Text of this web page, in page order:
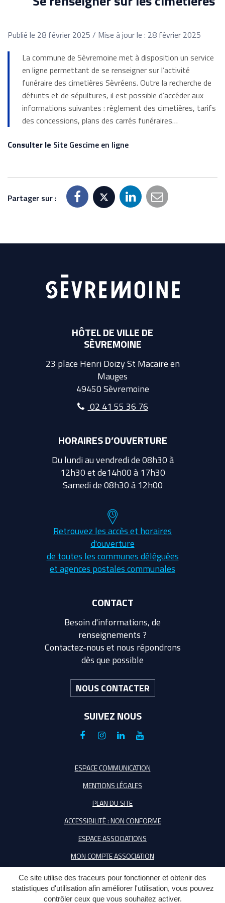
Ce site utilise des traceurs pour fonctionner et obtenir des
statistiques d'utilisation afin améliorer l'utilisation, vous pouvez
contrôler ceux que vous souhaitez activer.
Publié le 28 février 2025 / Mise à jour le : 28 février 2025
La commune de Sèvremoine met à disposition un service
en ligne permettant de se renseigner sur l’activité
funéraire des cimetières Sèvréens. Outre la recherche de
défunts et de sépultures, il est possible d’accéder aux
informations suivantes : règlement des cimetières, tarifs
des concessions, plans des carrés funéraires…
Consulter le Site Gescime en ligne
Partager sur :
HÔTEL DE VILLE DE
SÈVREMOINE
23 place Henri Doizy St Macaire en
Mauges
49450 Sèvremoine
02 41 55 36 76
HORAIRES D’OUVERTURE
Du lundi au vendredi de 08h30 à
12h30 et de14h00 à 17h30
Samedi de 08h30 à 12h00
Retrouvez les accès et horaires
d'ouverture
de toutes les communes déléguées
et agences postales communales
CONTACT
Besoin d'informations, de
renseignements ?
Contactez-nous et nous répondrons
dès que possible
NOUS CONTACTER
SUIVEZ NOUS
Lien
le
Facebook
Lien
le
compte
Instagram
Lien
le
compte
Linkedin
Lien
la
Youtube
ESPACE COMMUNICATION
MENTIONS LÉGALES
PLAN DU SITE
ACCESSIBILITÉ : NON CONFORME
ESPACE ASSOCIATIONS
MON COMPTE ASSOCIATION